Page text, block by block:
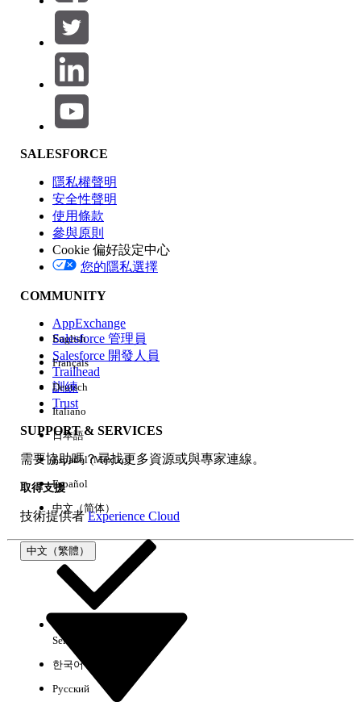
選取篩選
產品區域
功能影響
版本
經驗
SALESFORCE
隱私權聲明
安全性聲明
使用條款
參與原則
Cookie 偏好設定中心
您的隱私選擇
COMMUNITY
AppExchange
Salesforce 管理員
Salesforce 開發人員
Trailhead
訓練
Trust
SUPPORT & SERVICES
需要協助嗎？尋找更多資源或與專家連線。
取得支援
技術提供者Experience Cloud
中文（繁體）
English
Français
Deutsch
Italiano
日本語
Español (México)
Español
中文（简体）
Select Org
한국어
Русский